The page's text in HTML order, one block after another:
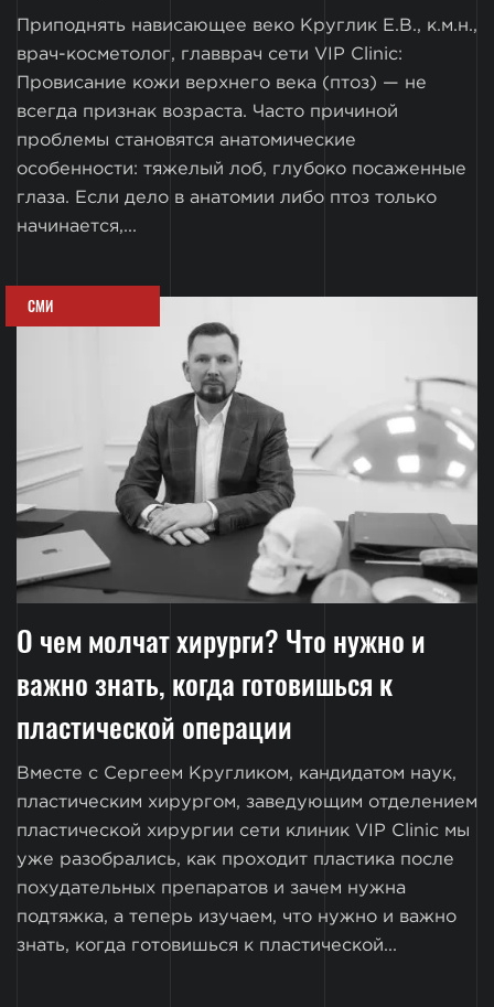
Приподнять нависающее веко Круглик Е.В., к.м.н.,
врач-косметолог, главврач сети VIP Clinic:
Провисание кожи верхнего века (птоз) — не
всегда признак возраста. Часто причиной
проблемы становятся анатомические
особенности: тяжелый лоб, глубоко посаженные
глаза. Если дело в анатомии либо птоз только
начинается,...
СМИ
О чем молчат хирурги? Что нужно и
важно знать, когда готовишься к
пластической операции
Вместе с Сергеем Кругликом, кандидатом наук,
пластическим хирургом, заведующим отделением
пластической хирургии сети клиник VIP Clinic мы
уже разобрались, как проходит пластика после
похудательных препаратов и зачем нужна
подтяжка, а теперь изучаем, что нужно и важно
знать, когда готовишься к пластической...